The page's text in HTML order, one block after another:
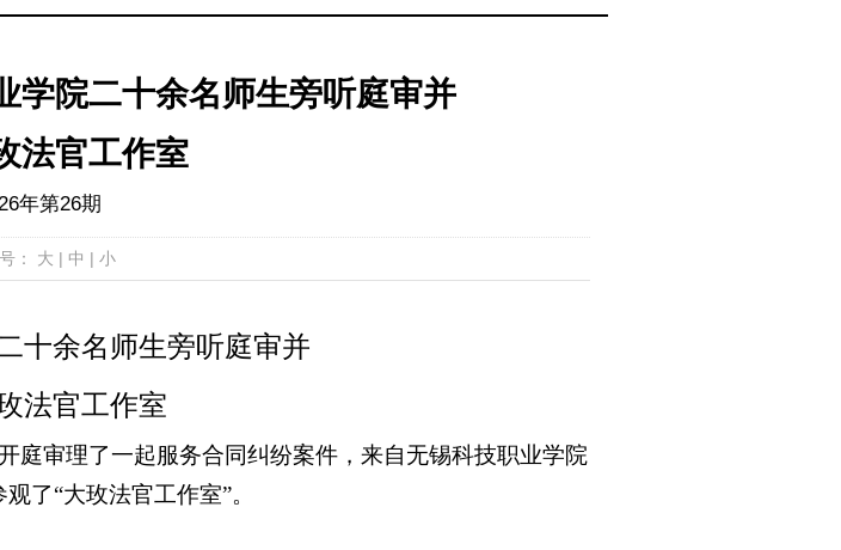
学院二十余名师生旁听庭审并
法官工作室
年第26期
： 大 | 中 | 小
十余名师生旁听庭审并
法官工作室
庭审理了一起服务合同纠纷案件，来自无锡科技职业学院
了“大玫法官工作室”。